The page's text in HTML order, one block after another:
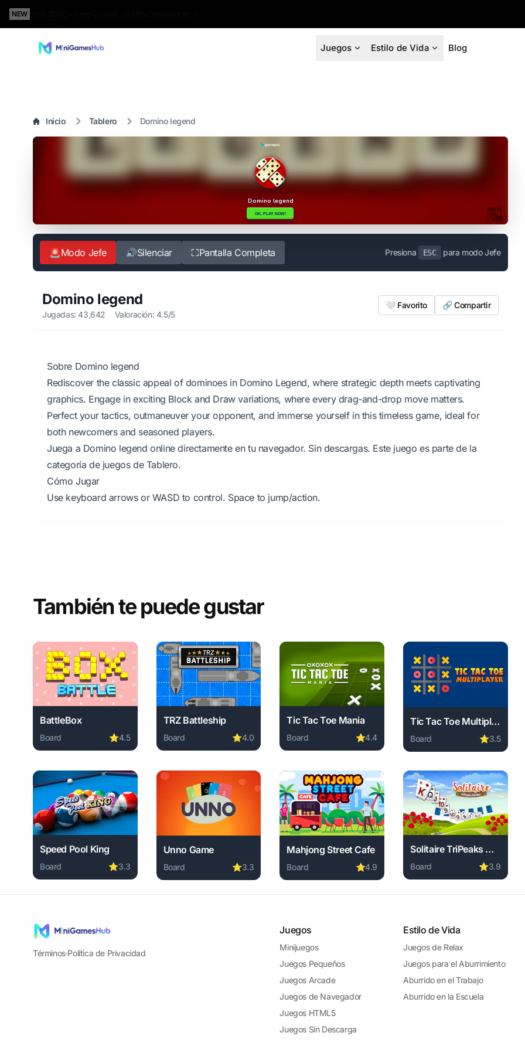
NEW
Juegos Estilo de Vida Blog
Inicio Tablero Domino legend
🚨Modo Jefe 🔊Silenciar ⛶Pantalla Completa Presiona ESC para modo Jefe
Domino legend
Jugadas: 43,642 Valoración: 4.5/5
🤍 Favorito 🔗 Compartir
Sobre Domino legend
Rediscover the classic appeal of dominoes in Domino Legend, where strategic depth meets captivating
graphics. Engage in exciting Block and Draw variations, where every drag-and-drop move matters.
Perfect your tactics, outmaneuver your opponent, and immerse yourself in this timeless game, ideal for
both newcomers and seasoned players.
Juega a Domino legend online directamente en tu navegador. Sin descargas. Este juego es parte de la
categoría de juegos de Tablero.
Cómo Jugar
Use keyboard arrows or WASD to control. Space to jump/action.
También te puede gustar
BattleBox
Board ⭐4.5
Play BattleBox online free. board game, no download required, instant play.
TRZ Battleship
Board ⭐4.0
Play TRZ Battleship online free. board game, no download required, instant play.
Tic Tac Toe Mania
Board ⭐4.4
Play Tic Tac Toe Mania online free. board game, no
Tic Tac Toe Multiplayer X O
Board ⭐3.5
Play Tic Tac Toe
Speed Pool King
Board ⭐3.3
Play Speed Pool King online free. board game, no download required, instant play.
Unno Game
Board ⭐3.3
Play Unno Game online free. board game, no download required, instant play.
Mahjong Street Cafe
Board ⭐4.9
Play Mahjong Street Cafe online free. board game, no
Solitaire TriPeaks Garden
Board ⭐3.9
Play Solitaire TriPeaks
Términos·Política de Privacidad
Juegos
Minijuegos
Juegos Pequeños
Juegos Arcade
Juegos de Navegador
Juegos HTML5
Juegos Sin Descarga
Estilo de Vida
Juegos de Relax
Juegos para el Aburrimiento
Aburrido en el Trabajo
Aburrido en la Escuela